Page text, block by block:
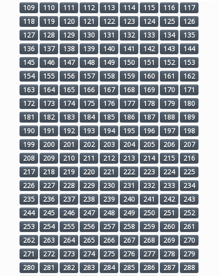
109
110 111 112 113 114 115 116
117
118
119 120 121 122 123 124 125
126
127
128 129 130 131 132 133 134
135
136
137 138 139 140 141 142 143
144
145
146 147 148 149 150 151 152
153
154
155 156 157 158 159 160 161
162
163
164 165 166 167 168 169 170
171
172
173 174 175 176 177 178 179
180
181
182 183 184 185 186 187 188
189
190
191 192 193 194 195 196 197
198
199
200 201 202 203 204 205 206
207
208
209 210 211 212 213 214 215
216
217
218 219 220 221 222 223 224
225
226
227 228 229 230 231 232 233
234
235
236 237 238 239 240 241 242
243
244
245 246 247 248 249 250 251
252
253
254 255 256 257 258 259 260
261
262
263 264 265 266 267 268 269
270
271
272 273 274 275 276 277 278
279
280
281 282 283 284 285 286 287
288